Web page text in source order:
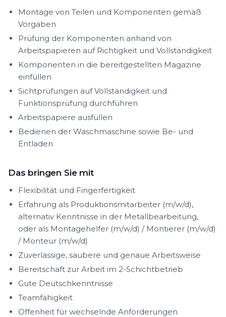
Montage von Teilen und Komponenten gemäß
Vorgaben
Prüfung der Komponenten anhand von
Arbeitspapieren auf Richtigkeit und Vollständigkeit
Komponenten in die bereitgestellten Magazine
einfüllen
Sichtprüfungen auf Vollständigkeit und
Funktionsprüfung durchführen
Arbeitspapiere ausfüllen
Bedienen der Waschmaschine sowie Be- und
Entladen
Das bringen Sie mit
Flexibilität und Fingerfertigkeit
Erfahrung als Produktionsmitarbeiter (m/w/d),
alternativ Kenntnisse in der Metallbearbeitung,
oder als Montagehelfer (m/w/d) / Montierer (m/w/d)
/ Monteur (m/w/d)
Zuverlässige, saubere und genaue Arbeitsweise
Bereitschaft zur Arbeit im 2-Schichtbetrieb
Gute Deutschkenntnisse
Teamfähigkeit
Offenheit für wechselnde Anforderungen